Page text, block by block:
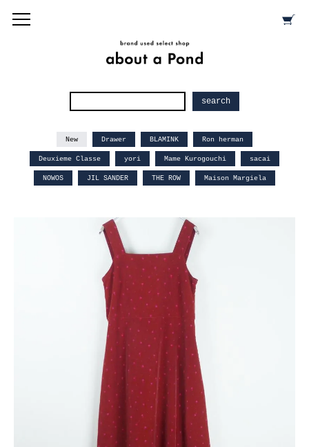
New Drawer BLAMINK Ron herman
Deuxieme Classe yori Mame Kurogouchi sacai
NOWOS JIL SANDER THE ROW Maison Margiela